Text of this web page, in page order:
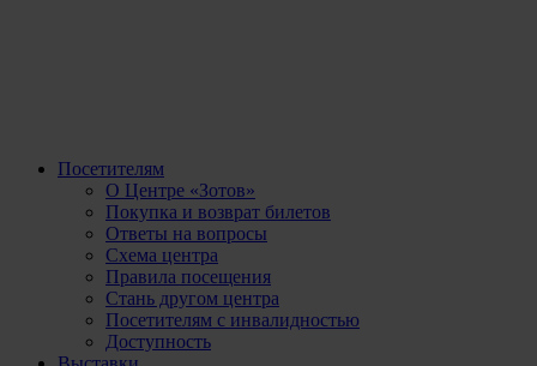
Посетителям
О Центре «Зотов»
Покупка и возврат билетов
Ответы на вопросы
Схема центра
Правила посещения
Стань другом центра
Посетителям с инвалидностью
Доступность